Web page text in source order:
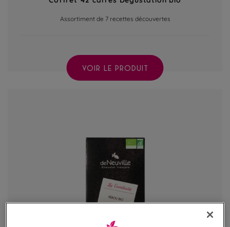
Assortiment de 7 recettes découvertes
VOIR LE PRODUIT